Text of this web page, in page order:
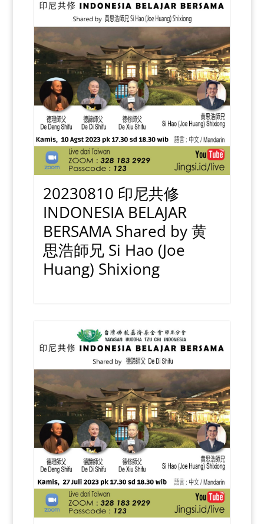
20230810 印尼共修
INDONESIA BELAJAR
BERSAMA Shared by 黄
思浩師兄 Si Hao (Joe
Huang) Shixiong